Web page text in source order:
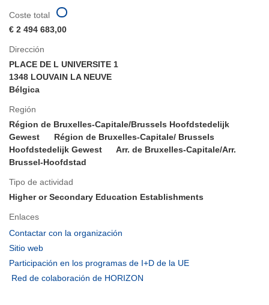
Dirección
PLACE DE L UNIVERSITE 1
1348 LOUVAIN LA NEUVE
Bélgica
Región
Région de Bruxelles-Capitale/Brussels Hoofdstedelijk
Gewest
Région de Bruxelles-Capitale/ Brussels
Hoofdstedelijk Gewest
Arr. de Bruxelles-Capitale/Arr.
Brussel-Hoofdstad
Tipo de actividad
Higher or Secondary Education Establishments
Enlaces
Contactar con la organización
en
nueva
Sitio web
abrirá
en
Participación en los programas de I+D de la UE
Red de colaboración de HORIZON
Coste total
€ 2 494 683,00